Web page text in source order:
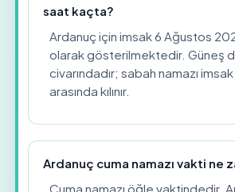
saat kaçta?
Ardanuç için imsak 6 Ağustos
olarak gösterilmektedir. Güneş
civarındadır; sabah namazı
arasında kılınır.
Ardanuç cuma namazı vakti ne
Cuma namazı öğle vaktindedir.